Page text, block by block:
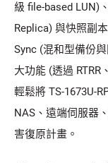
級 file-based LUN)
Replica) 與快照副
Sync (混和型備份
大功能 (透過 RTRR
輕鬆將 TS-1673U-
NAS、遠端伺服器
害復原計畫。